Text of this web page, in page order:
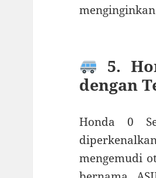
5.
dengan
Honda 0
mengemudi